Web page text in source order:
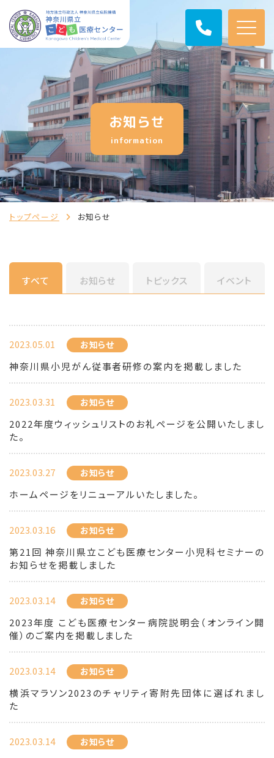
お知らせ
information
トップページ お知らせ
すべて お知らせ トピックス イベント
2023.05.01 お知らせ
神奈川県小児がん従事者研修の案内を掲載しました
2023.03.31 お知らせ
2022年度ウィッシュリストのお礼ページを公開いたしまし
た。
2023.03.27 お知らせ
ホームページをリニューアルいたしました。
2023.03.16 お知らせ
第21回 神奈川県立こども医療センター小児科セミナーの
お知らせを掲載しました
2023.03.14 お知らせ
2023年度 こども医療センター病院説明会（オンライン開
催）のご案内を掲載しました
2023.03.14 お知らせ
横浜マラソン2023のチャリティ寄附先団体に選ばれまし
た
2023.03.14 お知らせ